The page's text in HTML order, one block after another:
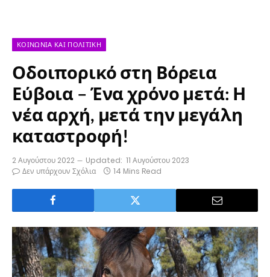
ΚΟΙΝΩΝΊΑ ΚΑΙ ΠΟΛΙΤΙΚΉ
Οδοιπορικό στη Βόρεια
Εύβοια – Ένα χρόνο μετά: Η
νέα αρχή, μετά την μεγάλη
καταστροφή!
2 Αυγούστου 2022 Updated: 11 Αυγούστου 2023
Δεν υπάρχουν Σχόλια
14 Mins Read